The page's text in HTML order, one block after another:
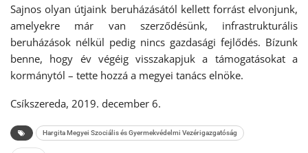
Sajnos olyan útjaink beruházásától kellett forrást elvonjunk,
amelyekre már van szerződésünk, infrastrukturális
beruházások nélkül pedig nincs gazdasági fejlődés. Bízunk
benne, hogy év végéig visszakapjuk a támogatásokat a
kormánytól – tette hozzá a megyei tanács elnöke.
Csíkszereda, 2019. december 6.
Hargita Megyei Szociális és Gyermekvédelmi Vezérigazgatóság